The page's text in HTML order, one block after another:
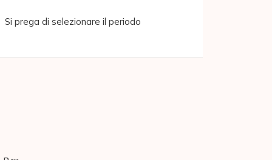
Si prega di selezionare il periodo